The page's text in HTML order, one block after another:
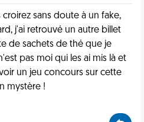
sans doute à un fake,
j'ai retrouvé un autre billet
de sachets de thé que je
pas moi qui les ai mis là et
un jeu concours sur cette
mystère !